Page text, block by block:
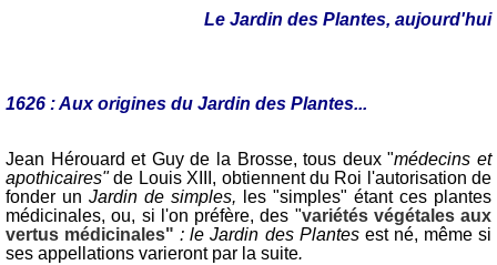
Le Jardin des Plantes, aujourd'hui
1626 : Aux origines du Jardin des Plantes...
Jean Hérouard et Guy de la Brosse, tous deux "médecins et
apothicaires"de Louis XIII, obtiennent du Roi l'autorisation de
fonder un Jardin de simples,
les "simples" étant ces plantes
médicinales, ou, si l'on préfère, des "variétés végétales aux
vertus médicinales": le Jardin des Plantes est né, même si
ses appellations varieront par la suite.